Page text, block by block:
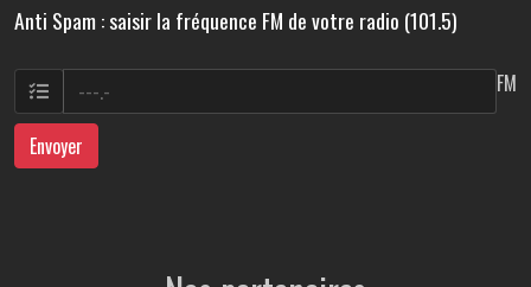
Anti Spam : saisir la fréquence FM de votre radio (101.5)
FM
Envoyer